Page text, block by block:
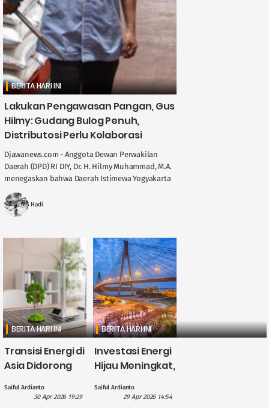
BERITA HARI INI
Lakukan Pengawasan Pangan, Gus
Hilmy: Gudang Bulog Penuh,
Distributosi Perlu Kolaborasi
Djawanews.com - Anggota Dewan Perwakilan
Daerah (DPD) RI DIY, Dr. H. Hilmy Muhammad, M.A.
menegaskan bahwa Daerah Istimewa Yogyakarta
memegang peran penting dalam menjaga
stabilitas ....
MS Hadi
BERITA HARI INI
Transisi Energi di
Asia Didorong
International
Saiful Ardianto
30 Apr 2026 19:29
BERITA HARI INI
Investasi Energi
Hijau Meningkat,
Dana US$5
Saiful Ardianto
29 Apr 2026 14:54